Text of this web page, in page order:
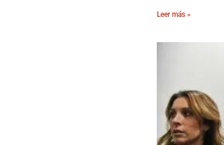
Leer más »